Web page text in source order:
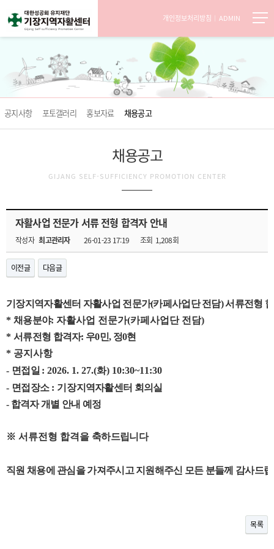
개인정보처리방침 ADMIN
공지사항 포토갤러리 홍보자료 채용공고
채용공고
GIJANG SELF-SUFFICIENCY PROMOTION CENTER
자활사업 전문가 서류 전형 합격자 안내
작성자 최고관리자 26-01-23 17:19 조회 1,208회
이전글 다음글
기장지역자활센터 자활사업 전문가(카페사업단 전담) 서류전형
* 채용분야: 자활사업 전문가(카페사업단 전담)
* 서류전형 합격자: 우0민, 정0현
* 공지사항
- 면접일 : 2026. 1. 27.(화) 10:30~11:30
- 면접장소 : 기장지역자활센터 회의실
- 합격자 개별 안내 예정
※ 서류전형 합격을 축하드립니다
직원 채용에 관심을 가져주시고 지원해주신 모든 분들께 감사드
목록